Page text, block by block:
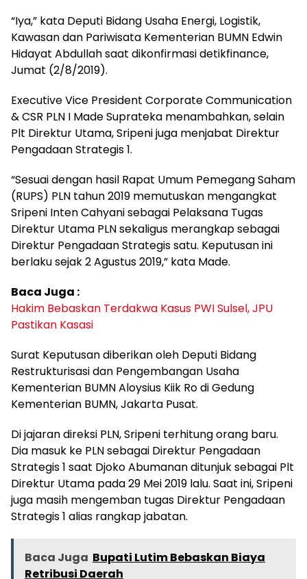
“Iya,” kata Deputi Bidang Usaha Energi, Logistik,
Kawasan dan Pariwisata Kementerian BUMN Edwin
Hidayat Abdullah saat dikonfirmasi detikfinance,
Jumat (2/8/2019).
Executive Vice President Corporate Communication
& CSR PLN I Made Suprateka menambahkan, selain
Plt Direktur Utama, Sripeni juga menjabat Direktur
Pengadaan Strategis 1.
“Sesuai dengan hasil Rapat Umum Pemegang Saham
(RUPS) PLN tahun 2019 memutuskan mengangkat
Sripeni Inten Cahyani sebagai Pelaksana Tugas
Direktur Utama PLN sekaligus merangkap sebagai
Direktur Pengadaan Strategis satu. Keputusan ini
berlaku sejak 2 Agustus 2019,” kata Made.
Baca Juga :
Hakim Bebaskan Terdakwa Kasus PWI Sulsel, JPU
Pastikan Kasasi
Surat Keputusan diberikan oleh Deputi Bidang
Restrukturisasi dan Pengembangan Usaha
Kementerian BUMN Aloysius Kiik Ro di Gedung
Kementerian BUMN, Jakarta Pusat.
Di jajaran direksi PLN, Sripeni terhitung orang baru.
Dia masuk ke PLN sebagai Direktur Pengadaan
Strategis 1 saat Djoko Abumanan ditunjuk sebagai Plt
Direktur Utama pada 29 Mei 2019 lalu. Saat ini, Sripeni
juga masih mengemban tugas Direktur Pengadaan
Strategis 1 alias rangkap jabatan.
Baca Juga Bupati Lutim Bebaskan Biaya
Retribusi Daerah